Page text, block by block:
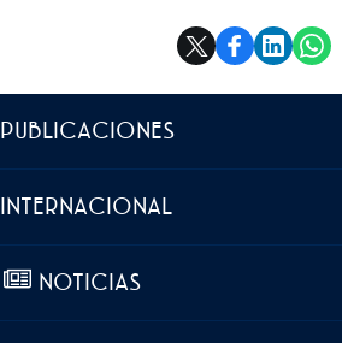
PUBLICACIONES
INTERNACIONAL
NOTICIAS